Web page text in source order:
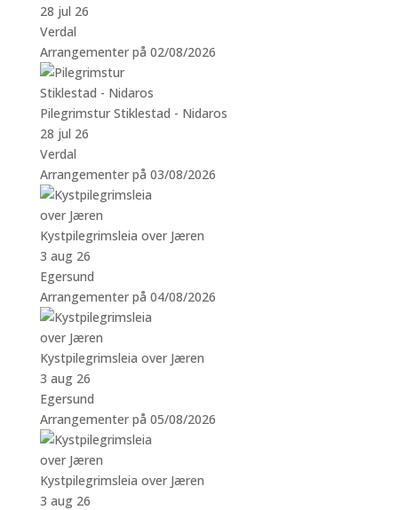
28 jul 26
Verdal
Arrangementer på 02/08/2026
Pilegrimstur Stiklestad - Nidaros
28 jul 26
Verdal
Arrangementer på 03/08/2026
Kystpilegrimsleia over Jæren
3 aug 26
Egersund
Arrangementer på 04/08/2026
Kystpilegrimsleia over Jæren
3 aug 26
Egersund
Arrangementer på 05/08/2026
Kystpilegrimsleia over Jæren
3 aug 26